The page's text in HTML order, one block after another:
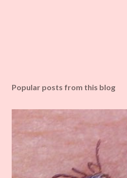
Popular posts from this blog